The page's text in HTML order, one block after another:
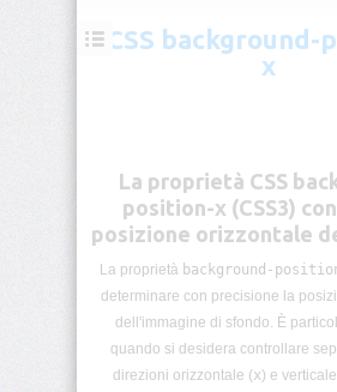
CSS
Pseudo-
classi
elementi
CSS background-
x
La proprietà CSS
position-x (CSS3)
posizione orizzontale
La proprietà background-
determinare con precisione la
dell'immagine di sfondo. È
quando si desidera controllare
direzioni orizzontale (x) e